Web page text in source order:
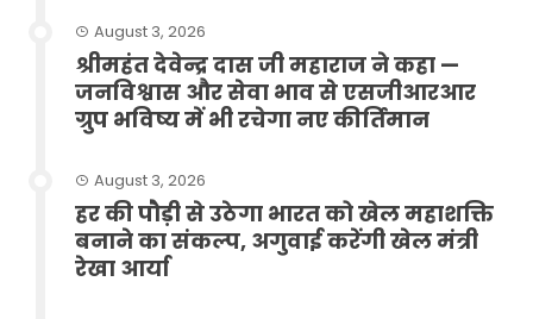
August 3, 2026
श्रीमहंत देवेन्द्र दास जी महाराज ने कहा —
जनविश्वास और सेवा भाव से एसजीआरआर
ग्रुप भविष्य में भी रचेगा नए कीर्तिमान
August 3, 2026
हर की पौड़ी से उठेगा भारत को खेल महाशक्ति
बनाने का संकल्प, अगुवाई करेंगी खेल मंत्री
रेखा आर्या